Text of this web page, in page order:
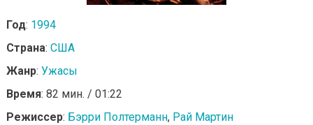
Год: 1994
Страна: США
Жанр: Ужасы
Время: 82 мин. / 01:22
Режиссер: Бэрри Полтерманн, Рай Мартин